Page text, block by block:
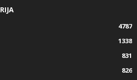
4787
1338
831
826